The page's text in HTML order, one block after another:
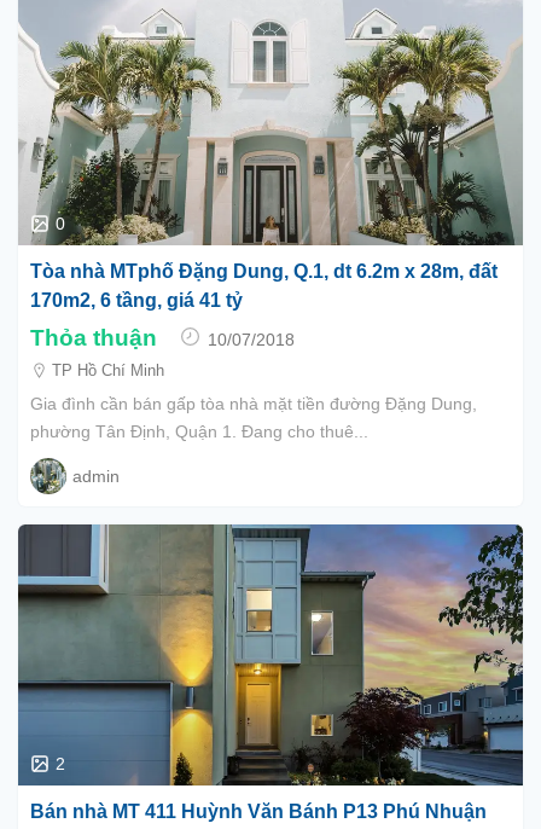
0
Tòa nhà MTphố Đặng Dung, Q.1, dt 6.2m x 28m, đất
170m2, 6 tầng, giá 41 tỷ
Thỏa thuận
10/07/2018
TP Hồ Chí Minh
Gia đình cần bán gấp tòa nhà mặt tiền đường Đặng Dung,
phường Tân Định, Quận 1. Đang cho thuê...
admin
2
Bán nhà MT 411 Huỳnh Văn Bánh P13 Phú Nhuận